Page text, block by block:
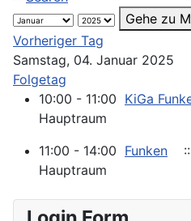
Gehe zu
Vorheriger Tag
Samstag, 04. Januar 2025
Folgetag
10:00 - 11:00 KiGa
Hauptraum
11:00 - 14:00 Funken
Hauptraum